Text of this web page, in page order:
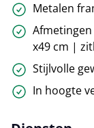
Metalen
Afmetingen
x49 cm |
Stijlvolle
In hoogte